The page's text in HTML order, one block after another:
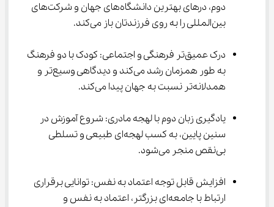
دوم، درهای بهترین دانشگاه‌های جهان و شرکت‌های
بین‌المللی را به روی فرزندتان باز می‌کند.
درک عمیق‌تر فرهنگی و اجتماعی: کودک با دو فرهنگ
به طور همزمان رشد می‌کند و دیدگاهی وسیع‌تر و
همدلانه‌تر نسبت به جهان پیدا می‌کند.
یادگیری زبان دوم با لهجه مادری: شروع آموزش در
سنین پایین، به کسب لهجه‌ای طبیعی و تسلطی
بی‌نقص منجر می‌شود.
افزایش قابل توجه اعتماد به نفس: توانایی برقراری
ارتباط با جامعه‌ای بزرگتر، اعتماد به نفس و